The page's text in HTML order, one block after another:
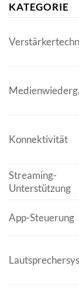
KATEGORIE
Konnektivität
Streaming-
Unterstützung
App-Steuerung